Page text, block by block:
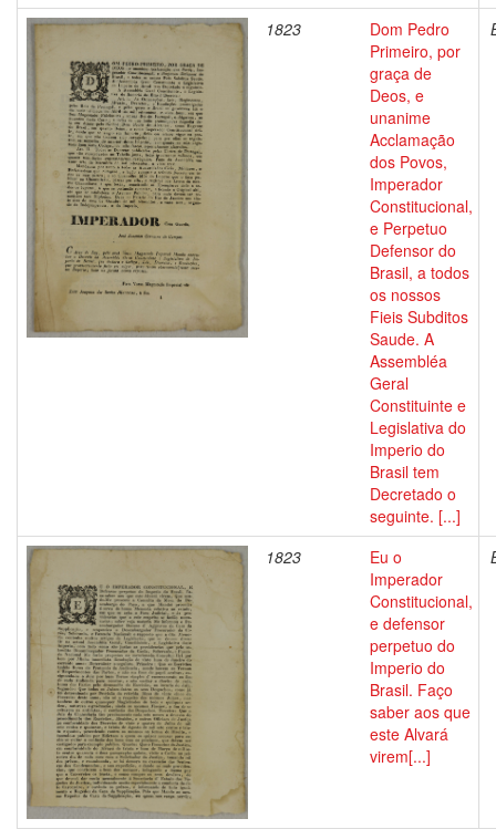
1823
Dom Pedro
Primeiro, por
graça de
Deos, e
unanime
Acclamação
dos Povos,
Imperador
Constitucional,
e Perpetuo
Defensor do
Brasil, a todos
os nossos
Fieis Subditos
Saude. A
Assembléa
Geral
Constituinte e
Legislativa do
Imperio do
Brasil tem
Decretado o
seguinte. [...]
1823
Eu o
Imperador
Constitucional,
e defensor
perpetuo do
Imperio do
Brasil. Faço
saber aos que
este Alvará
virem[...]